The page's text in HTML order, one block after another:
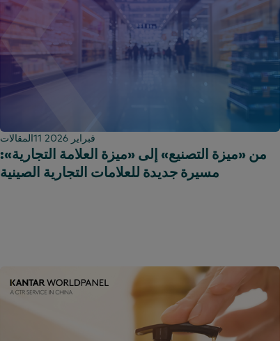
المقالات 11 فبراير 2026
من «ميزة التصنيع» إلى «ميزة العلامة التجارية»:
مسيرة جديدة للعلامات التجارية الصينية